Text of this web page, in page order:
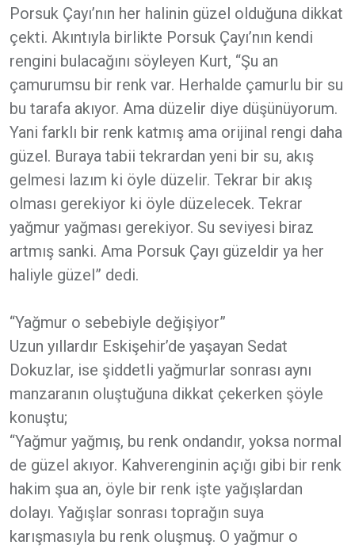
Porsuk Çayı’nın her halinin güzel olduğuna dikkat
çekti. Akıntıyla birlikte Porsuk Çayı’nın kendi
rengini bulacağını söyleyen Kurt, “Şu an
çamurumsu bir renk var. Herhalde çamurlu bir su
bu tarafa akıyor. Ama düzelir diye düşünüyorum.
Yani farklı bir renk katmış ama orijinal rengi daha
güzel. Buraya tabii tekrardan yeni bir su, akış
gelmesi lazım ki öyle düzelir. Tekrar bir akış
olması gerekiyor ki öyle düzelecek. Tekrar
yağmur yağması gerekiyor. Su seviyesi biraz
artmış sanki. Ama Porsuk Çayı güzeldir ya her
haliyle güzel” dedi.
“Yağmur o sebebiyle değişiyor”
Uzun yıllardır Eskişehir’de yaşayan Sedat
Dokuzlar, ise şiddetli yağmurlar sonrası aynı
manzaranın oluştuğuna dikkat çekerken şöyle
konuştu;
“Yağmur yağmış, bu renk ondandır, yoksa normal
de güzel akıyor. Kahverenginin açığı gibi bir renk
hakim şua an, öyle bir renk işte yağışlardan
dolayı. Yağışlar sonrası toprağın suya
karışmasıyla bu renk oluşmuş. O yağmur o